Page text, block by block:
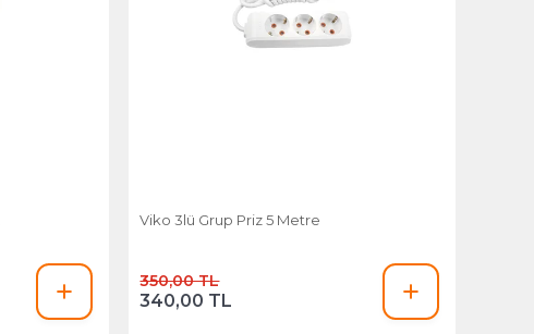
Viko 3lü Grup Priz 5 Metre
350,00 TL
340,00 TL